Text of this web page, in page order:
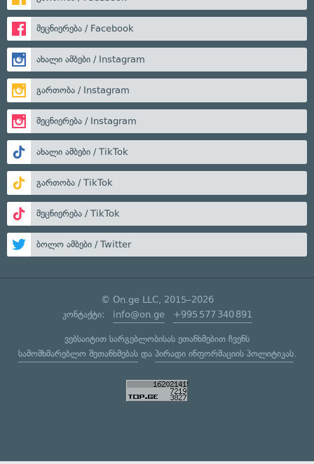
მეცნიერება / Facebook
ახალი ამბები / Instagram
გართობა / Instagram
მეცნიერება / Instagram
ახალი ამბები / TikTok
გართობა / TikTok
მეცნიერება / TikTok
ბოლო ამბები / Twitter
© On.ge LLC, 2015–2026
კონტაქტი: info@on.ge +995 577 340 891
ვებსაიტით სარგებლობისას ეთანხმებით ჩვენს
სამომხმარებლო შეთანხმებასდა პირადი ინფორმაციის პოლიტიკას.